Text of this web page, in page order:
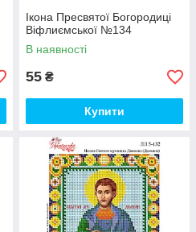
Ікона Пресвятої Богородиці
Віфлиємської №134
В наявності
55 ₴
Купити